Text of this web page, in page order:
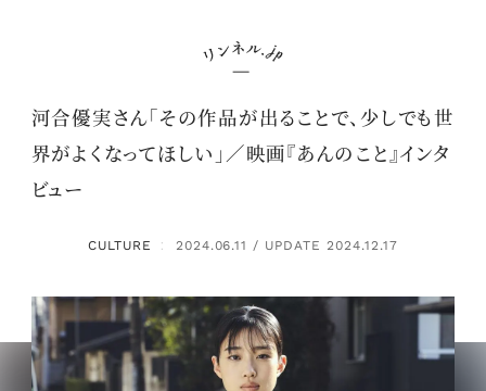
河合優実さん「その作品が出ることで、少しでも世
界がよくなってほしい」／映画『あんのこと』インタ
ビュー
CULTURE ： 2024.06.11 / UPDATE 2024.12.17